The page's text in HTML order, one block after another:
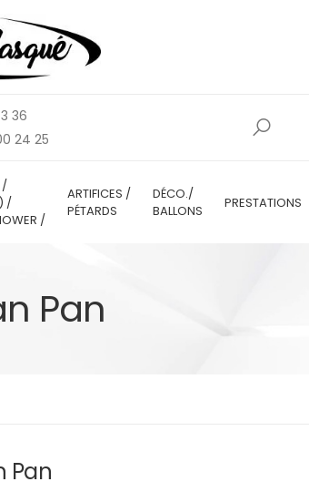
36
24 25
/
/
/
ARTIFICES /
PÉTARDS
DÉCO./
BALLONS
PRESTATIONS
Pan
Pan